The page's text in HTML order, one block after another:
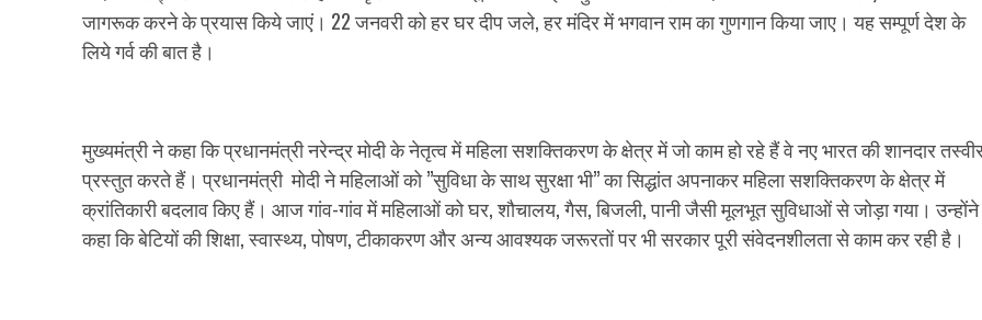
जागरूक करने के प्रयास किये जाएं। 22 जनवरी को हर घर दीप जले, हर मंदिर में भगवान राम का गुणगान किया जाए। यह सम्पूर्ण देश के
लिये गर्व की बात है।
मुख्यमंत्री ने कहा कि प्रधानमंत्री नरेन्द्र मोदी के नेतृत्व में महिला सशक्तिकरण के क्षेत्र में जो काम हो रहे हैं वे नए भारत की शानदार
प्रस्तुत करते हैं। प्रधानमंत्री मोदी ने महिलाओं को ’’सुविधा के साथ सुरक्षा भी’’ का सिद्धांत अपनाकर महिला सशक्तिकरण के क्षेत्र में
क्रांतिकारी बदलाव किए हैं। आज गांव-गांव में महिलाओं को घर, शौचालय, गैस, बिजली, पानी जैसी मूलभूत सुविधाओं से जोड़ा गया। उन्होंने
कहा कि बेटियों की शिक्षा, स्वास्थ्य, पोषण, टीकाकरण और अन्य आवश्यक जरूरतों पर भी सरकार पूरी संवेदनशीलता से काम कर रही है।